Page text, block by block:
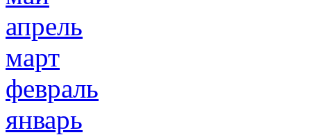
апрель
март
февраль
январь